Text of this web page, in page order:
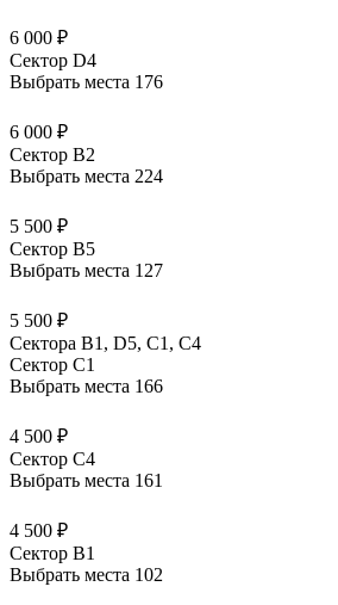
6 000 ₽
Сектор D4
Выбрать места 176
6 000 ₽
Сектор B2
Выбрать места 224
5 500 ₽
Сектор B5
Выбрать места 127
5 500 ₽
Сектора В1, D5, С1, С4
Сектор C1
Выбрать места 166
4 500 ₽
Сектор C4
Выбрать места 161
4 500 ₽
Сектор B1
Выбрать места 102